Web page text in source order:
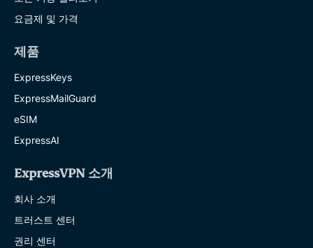
요금제 및 가격
제품
ExpressKeys
ExpressMailGuard
eSIM
ExpressAI
ExpressVPN 소개
회사 소개
트러스트 센터
권리 센터